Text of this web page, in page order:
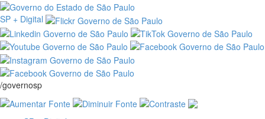
SP + Digital
/governosp